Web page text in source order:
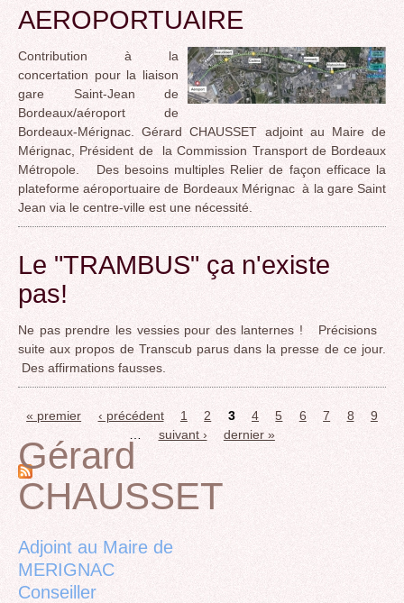
AEROPORTUAIRE
Contribution à la
concertation pour la liaison
gare Saint-Jean de
Bordeaux/aéroport de
Bordeaux-Mérignac. Gérard CHAUSSET adjoint au Maire de
Mérignac, Président de la Commission Transport de Bordeaux
Métropole. Des besoins multiples Relier de façon efficace la
plateforme aéroportuaire de Bordeaux Mérignac à la gare Saint
Jean via le centre-ville est une nécessité.
Le "TRAMBUS" ça n'existe
pas!
Ne pas prendre les vessies pour des lanternes ! Précisions
suite aux propos de Transcub parus dans la presse de ce jour.
Des affirmations fausses.
Pages
« premier ‹ précédent 1 2 3 4 5 6 7 8
9
…
suivant › dernier »
Back
to
Gérard
CHAUSSET
Adjoint au Maire de
MERIGNAC
Conseiller